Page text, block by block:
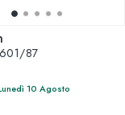
87
10 Agosto